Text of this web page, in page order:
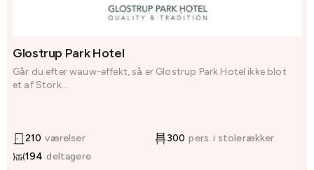
Glostrup Park Hotel
Går du efter wauw-effekt, så er Glostrup Park Hotel ikke blot
et af Stork...
210 værelser 300 pers. i stolerækker
194 deltagere